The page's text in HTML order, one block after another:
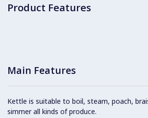
Product Features
Main Features
Kettle is suitable to boil, steam, poach,
simmer all kinds of produce.